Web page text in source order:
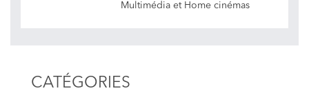
Multimédia et Home cinémas
CATÉGORIES